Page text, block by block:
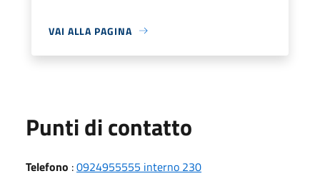
VAI ALLA PAGINA
Punti di contatto
Telefono :0924955555 interno 230